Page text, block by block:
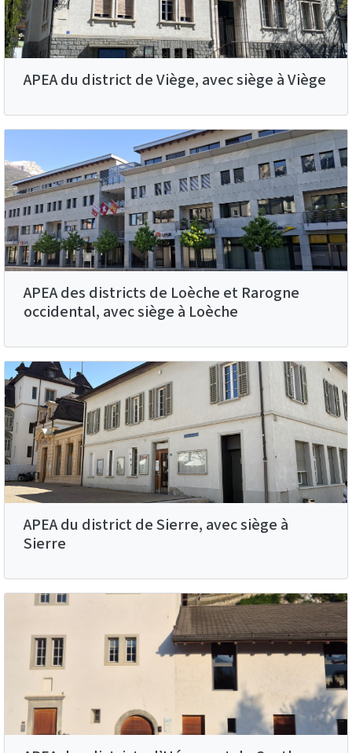
APEA du district de Viège, avec siège à Viège
APEA des districts de Loèche et Rarogne
occidental, avec siège à Loèche
APEA du district de Sierre, avec siège à
Sierre